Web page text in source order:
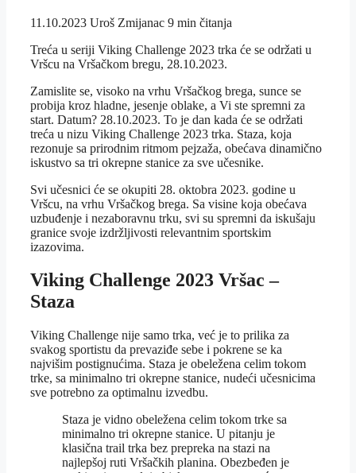
11.10.2023 Uroš Zmijanac 9 min čitanja
Treća u seriji Viking Challenge 2023 trka će se održati u
Vršcu na Vršačkom bregu, 28.10.2023.
Zamislite se, visoko na vrhu Vršačkog brega, sunce se
probija kroz hladne, jesenje oblake, a Vi ste spremni za
start. Datum? 28.10.2023. To je dan kada će se održati
treća u nizu Viking Challenge 2023 trka. Staza, koja
rezonuje sa prirodnim ritmom pejzaža, obećava dinamično
iskustvo sa tri okrepne stanice za sve učesnike.
Svi učesnici će se okupiti 28. oktobra 2023. godine u
Vršcu, na vrhu Vršačkog brega. Sa visine koja obećava
uzbuđenje i nezaboravnu trku, svi su spremni da iskušaju
granice svoje izdržljivosti relevantnim sportskim
izazovima.
Viking Challenge 2023 Vršac –
Staza
Viking Challenge nije samo trka, već je to prilika za
svakog sportistu da prevaziđe sebe i pokrene se ka
najvišim postignućima. Staza je obeležena celim tokom
trke, sa minimalno tri okrepne stanice, nudeći učesnicima
sve potrebno za optimalnu izvedbu.
Staza je vidno obeležena celim tokom trke sa
minimalno tri okrepne stanice. U pitanju je
klasična trail trka bez prepreka na stazi na
najlepšoj ruti Vršačkih planina. Obezbeđen je